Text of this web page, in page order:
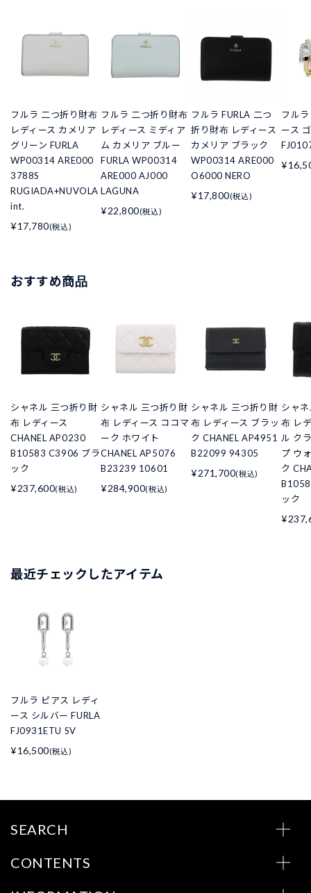
フルラ 二つ折り財布
レディース カメリア
グリーン FURLA
WP00314 ARE000
3788S
RUGIADA+NUVOLA
int.
¥17,780(税込)
フルラ 二つ折り財布
レディース ミディア
ム カメリア ブルー
FURLA WP00314
ARE000 AJ000
LAGUNA
¥22,800(税込)
フルラ FURLA 二つ
折り財布 レディース
カメリア ブラック
WP00314 ARE000
O6000 NERO
¥17,800(税込)
フル
ース
おすすめ商品
シャネル 三つ折り財
布 レディース
CHANEL AP0230
B10583 C3906 ブラ
ック
¥237,600(税込)
シャネル 三つ折り財
布 レディース ココマ
ーク ホワイト
CHANEL AP5076
B23239 10601
¥284,900(税込)
シャネル 三つ折り財
布 レディース ブラッ
ク CHANEL AP4951
B22099 94305
¥271,700(税込)
シャ
布 レ
ル ク
プ ウ
ク
ック
最近チェックしたアイテム
フルラ ピアス レディ
ース シルバー FURLA
FJ0931ETU SV
¥16,500(税込)
SEARCH
CONTENTS